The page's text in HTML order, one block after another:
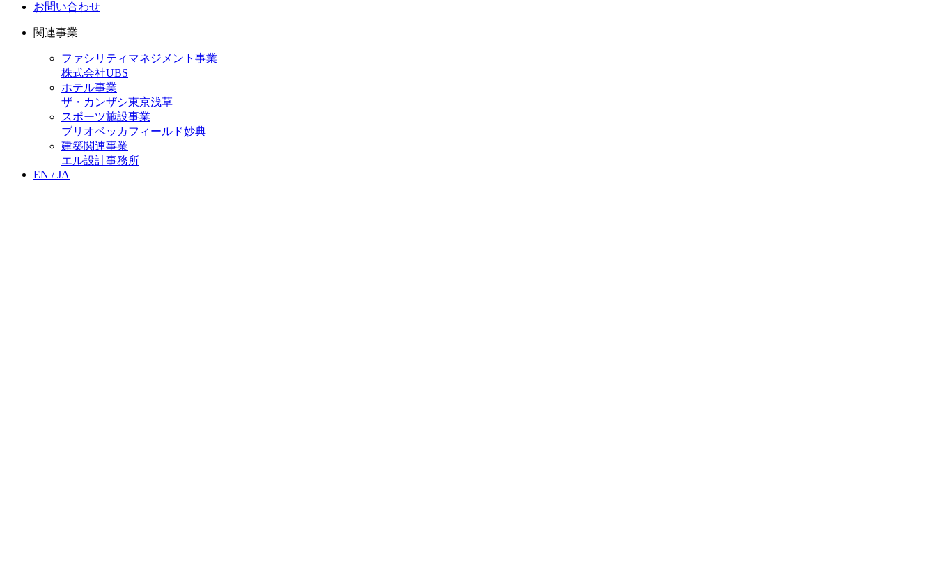
お問い合わせ
関連事業
ファシリティマネジメント事業
株式会社UBS
ホテル事業
ザ・カンザシ東京浅草
スポーツ施設事業
ブリオベッカフィールド妙典
建築関連事業
エル設計事務所
EN /JA